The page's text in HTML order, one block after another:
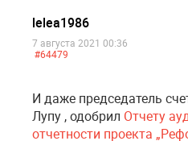
lelea1986
7 августа 2021 00:36
#64479
И даже председатель
Лупу , одобрил Отчету
отчетности проекта